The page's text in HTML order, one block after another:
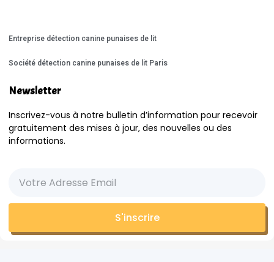
Entreprise détection canine punaises de lit
Société détection canine punaises de lit Paris
Newsletter
Inscrivez-vous à notre bulletin d’information pour recevoir
gratuitement des mises à jour, des nouvelles ou des
informations.
S'inscrire